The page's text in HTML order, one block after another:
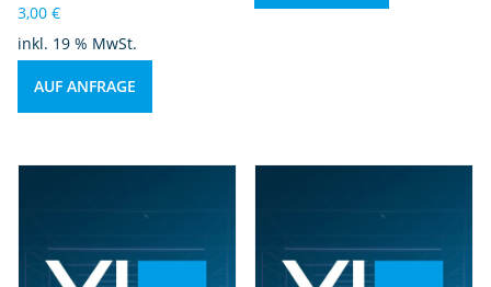
3,00 €
inkl. 19 % MwSt.
AUF ANFRAGE